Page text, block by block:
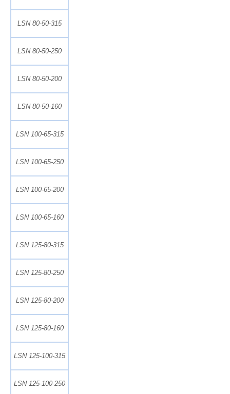
LSN 80-50-315
LSN 80-50-250
LSN 80-50-200
LSN 80-50-160
LSN 100-65-315
LSN 100-65-250
LSN 100-65-200
LSN 100-65-160
LSN 125-80-315
LSN 125-80-250
LSN 125-80-200
LSN 125-80-160
LSN 125-100-315
LSN 125-100-250